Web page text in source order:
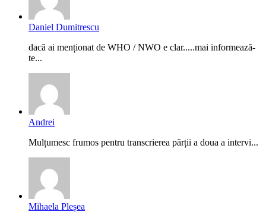
Daniel Dumitrescu
dacă ai menționat de WHO / NWO e clar.....mai informează-
te...
Andrei
Mulțumesc frumos pentru transcrierea părții a doua a intervi...
Mihaela Pleșea